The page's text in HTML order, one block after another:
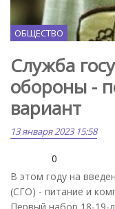
ОБЩЕСТВО
Служба
обороны -
вариант
13 января 2023 15:58
0
В этом году на
(СГО) - питание и